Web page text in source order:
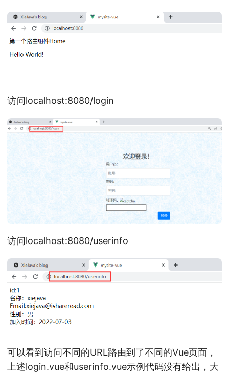
访问localhost:8080/login
访问localhost:8080/userinfo
可以看到访问不同的URL路由到了不同的Vue页面，
上述login.vue和userinfo.vue示例代码没有给出，大